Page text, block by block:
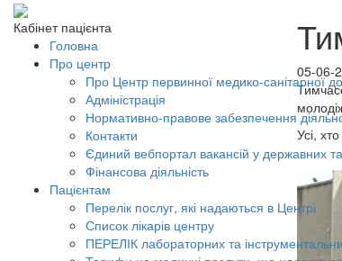
Кабінет пацієнта
Головна
Про центр
Про Центр первинної медико-санітарної
Адміністрація
Нормативно-правове забезпечення
Контакти
Єдиний вебпортал вакансій у державних
Фінансова діяльність
Пацієнтам
Перелік послуг, які надаються в Центрі
Список лікарів центру
ПЕРЕЛІК лабораторних та
05-06-
Усі,